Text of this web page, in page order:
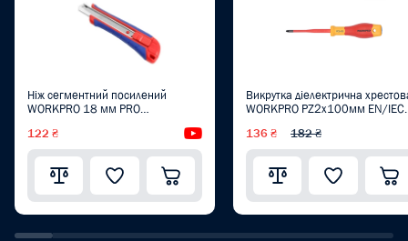
Ніж сегментний посилений
WORKPRO 18 мм PRO
122 ₴ Відеоогляд
Викрутка діелектрична
WORKPRO PZ2x100мм EN/IEC
WP341021
136 ₴ 182 ₴